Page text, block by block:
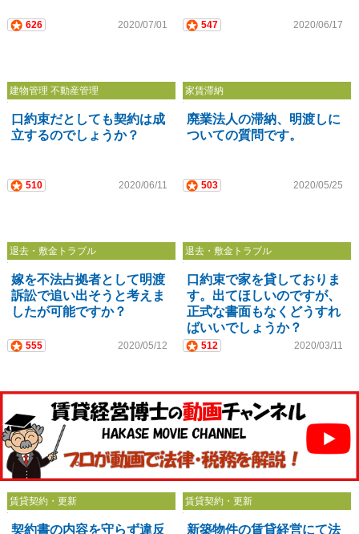
626 2020/07/01 547 2020/06/17
建物管理 不動産管理
口約束だとしても契約は成
立するのでしょうか？
510 2020/06/11
家賃滞納
廃業法人の滞納、明渡しに
ついての質問です。
503 2020/05/25
退去・敷金トラブル
嫁を不法占拠者として明渡
訴訟で追い出そうと考えま
したが可能ですか？
555 2020/05/12
退去・敷金トラブル
口約束で家を貸しておりま
す。出てほしいのですが、
正式な書面もなくどうすれ
ばいいでしょうか？
512 2020/03/11
賃貸契約・更新
契約書の内容を守らず違反
賃貸契約・更新
新築物件の賃貸経営にて法